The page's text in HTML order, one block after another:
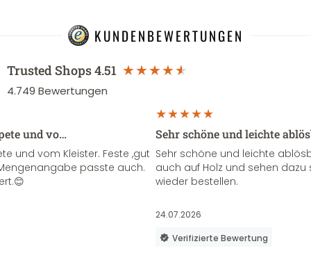
KUNDENBEWERTUNGEN
Trusted Shops4.51
4.749 Bewertungen
und vo…
und vom Kleister. Feste ,gut
passte auch.
Sehr schöne und leichte
Sehr schöne und leichte
auch auf Holz und sehen
wieder bestellen.
24.07.2026
Verifizierte Bewertung